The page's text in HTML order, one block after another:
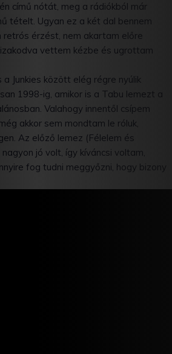
című nótát, meg a rádiókból már
tételt. Ugyan ez a két dal bennem
retrós érzést, nem akartam előre
vettem kézbe és ugrottam
a Junkies között elég régre nyúlik
1998-ig, amikor is a Tabu lemezt a
Valahogy innentől csípem
akkor sem mondtam le róluk,
Az előző lemez (Félelem és
jó volt, így kíváncsi voltam,
fog tudni meggyőzni, hogy bizony